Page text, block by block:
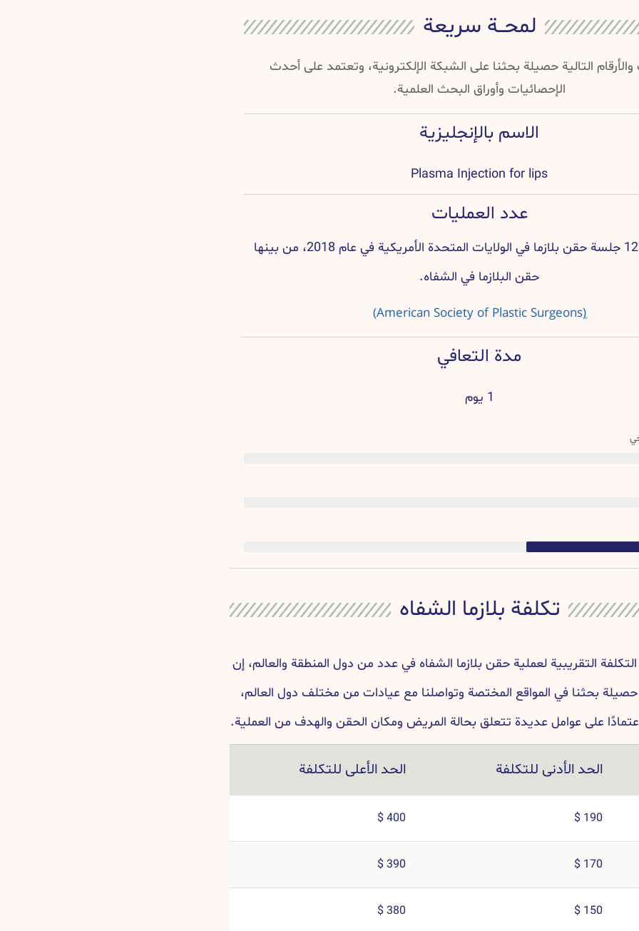
لمحــة سريعة
والأرقام التالية حصيلة بحثنا على الشبكة الإلكترونية، وتعتمد على أحدث
الإحصائيات وأوراق البحث العلمية.
الاسم بالإنجليزية
Plasma Injection for lips
عدد العمليات
أجريت 127394 جلسة حقن بلازما في الولايات المتحدة الأمريكية في عام 2018، من بينها
حقن البلازما في الشفاه.
(ِAmerican Society of Plastic Surgeons)
مدة التعافي
1 يوم
تكلفة بلازما الشفاه
التقريبية لعملية حقن بلازما الشفاه في عدد من دول المنطقة والعالم، إن
بحثنا في المواقع المختصة وتواصلنا مع عيادات من مختلف دول العالم،
على عوامل عديدة تتعلق بحالة المريض ومكان الحقن والهدف من العملية.
الحد الأدنى للتكلفة الحد الأعلى للتكلفة
190 $
400 $
170 $
390 $
150 $
380 $